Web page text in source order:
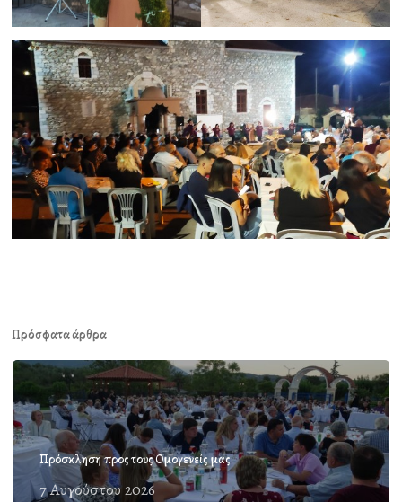
Πρόσφατα άρθρα
Πρόσκληση προς τους Ομογενείς μας
7 Αυγούστου 2026